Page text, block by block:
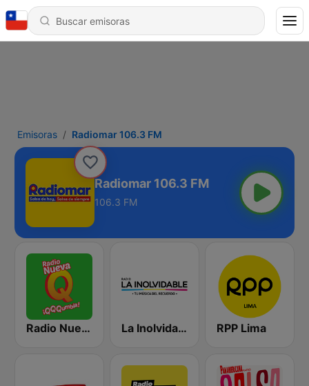
Emisoras Radiomar 106.3 FM
Radiomar 106.3 FM
106.3 FM
Radio Nueva Q La Inolvidable RPP Lima